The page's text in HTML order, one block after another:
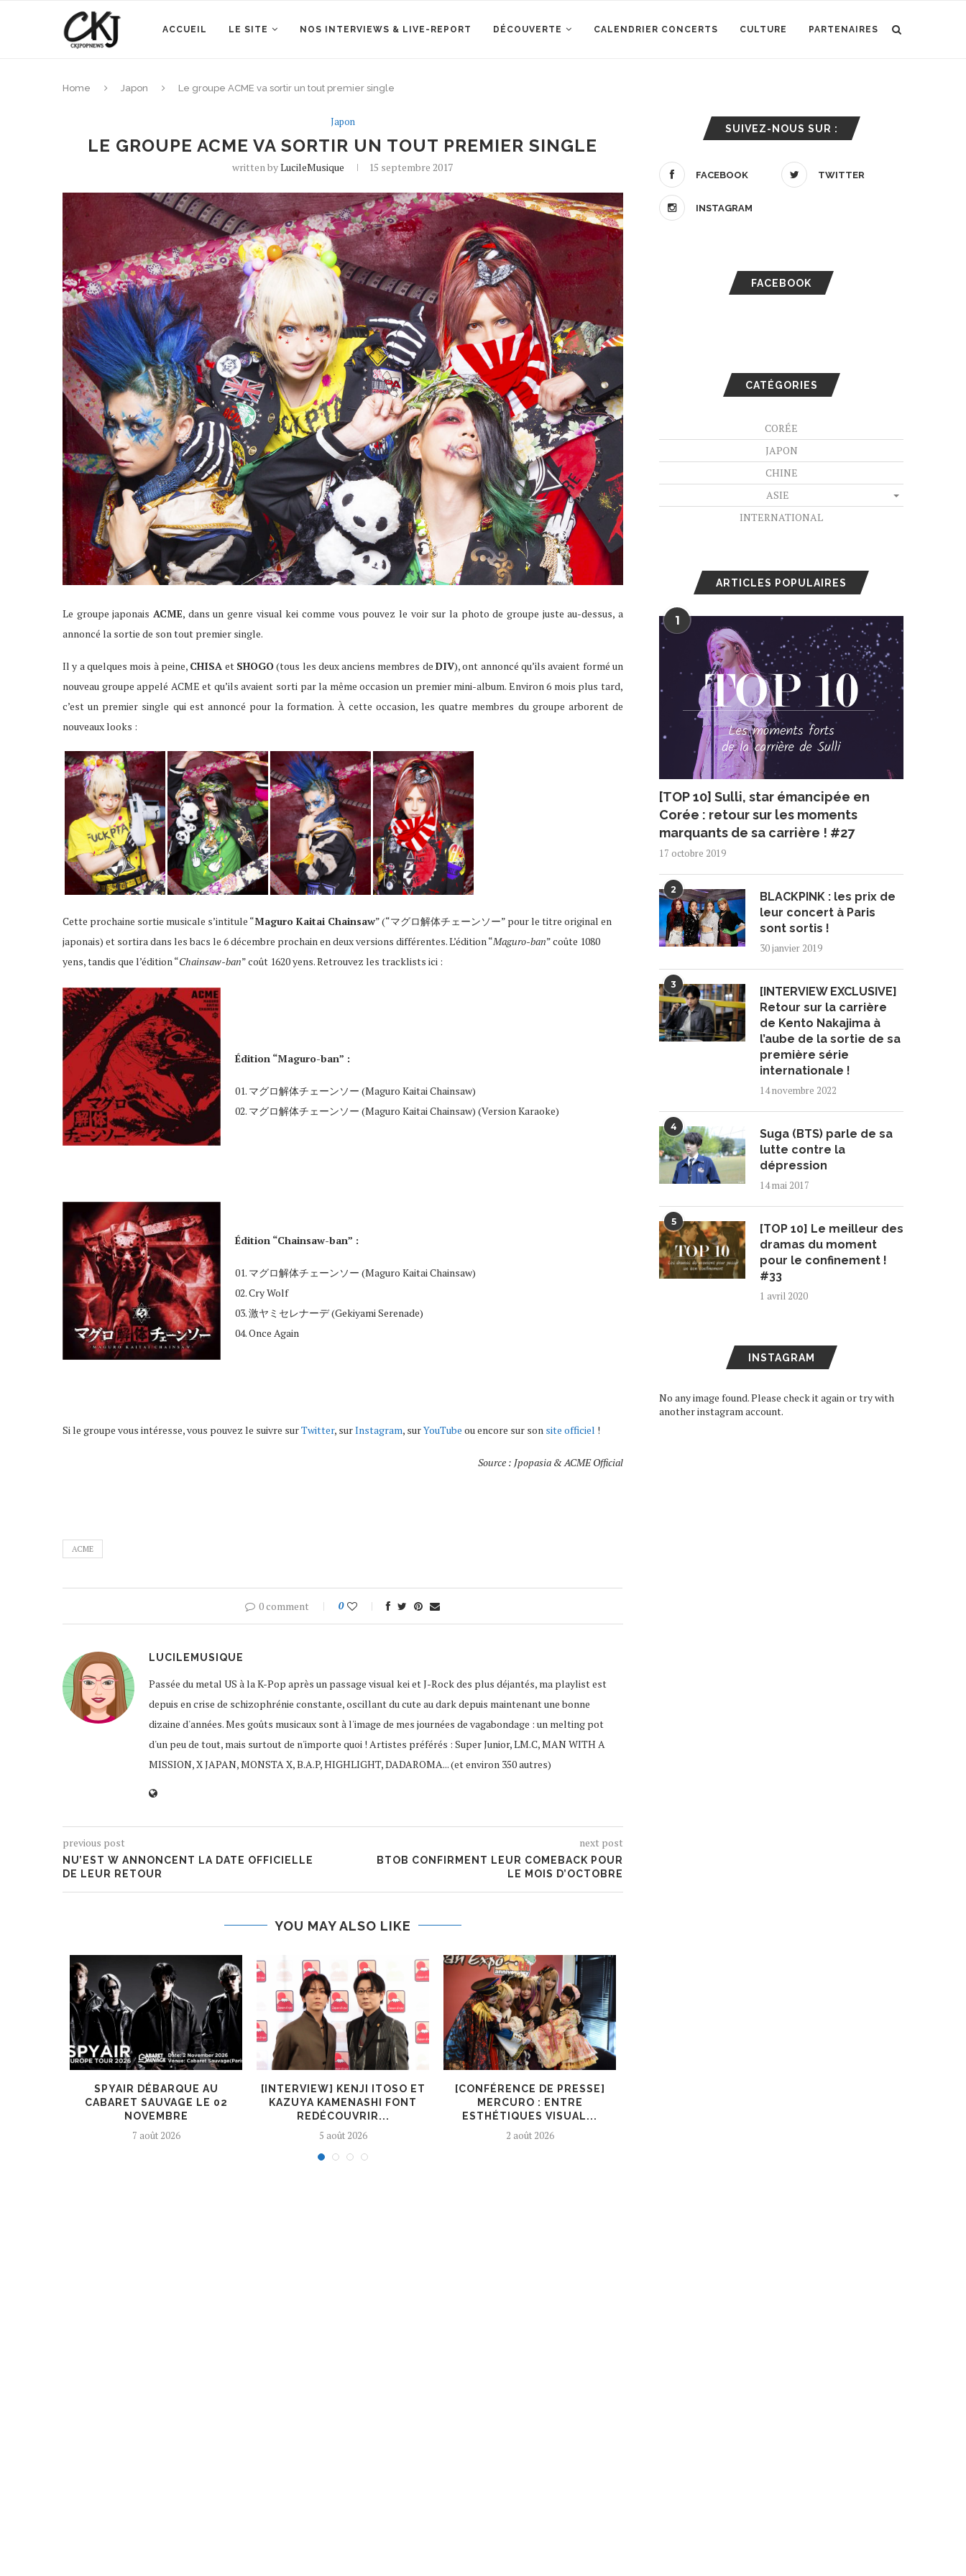
ACCUEIL LE SITE NOS INTERVIEWS & LIVE-REPORT DÉCOUVERTE CALENDRIER CONCERTS CULTURE PARTENAIRES
Home Japon Le groupe ACME va sortir un tout premier single
Japon
LE GROUPE ACME VA SORTIR UN TOUT PREMIER SINGLE
written byLucileMusique 15 septembre 2017
Le groupe japonais ACME, dans un genre visual kei comme vous pouvez le voir sur la photo de groupe juste au-dessus, a
annoncé la sortie de son tout premier single.
Il y a quelques mois à peine, CHISAet SHOGO(tous les deux anciens membres deDIV), ont annoncé qu’ils avaient formé un
nouveau groupe appelé ACME et qu’ils avaient sorti par la même occasion un premier mini-album. Environ 6 mois plus tard,
c’est un premier single qui est annoncé pour la formation. À cette occasion, les quatre membres du groupe arborent de
nouveaux looks :
Cette prochaine sortie musicale s’intitule “Maguro Kaitai Chainsaw” (“マグロ解体チェーンソー” pour le titre original en
japonais) et sortira dans les bacs le 6 décembre prochain en deux versions différentes. L’édition “Maguro-ban” coûte 1080
yens, tandis que l’édition “Chainsaw-ban” coût 1620 yens. Retrouvez les tracklists ici :
Édition “Maguro-ban” :
01. マグロ解体チェーンソー (Maguro Kaitai Chainsaw)
02. マグロ解体チェーンソー (Maguro Kaitai Chainsaw) (Version Karaoke)
Édition “Chainsaw-ban” :
01. マグロ解体チェーンソー (Maguro Kaitai Chainsaw)
02. Cry Wolf
03. 激ヤミセレナーデ (Gekiyami Serenade)
04. Once Again
Si le groupe vous intéresse, vous pouvez le suivre surTwitter, surInstagram, surYouTube ou encore sur son site officiel !
Source : Jpopasia & ACME Official
ACME
0 comment 0
LUCILEMUSIQUE
Passée du metal US à la K-Pop après un passage visual kei et J-Rock des plus déjantés, ma playlist est
depuis en crise de schizophrénie constante, oscillant du cute au dark depuis maintenant une bonne
dizaine d'années. Mes goûts musicaux sont à l'image de mes journées de vagabondage : un melting pot
d'un peu de tout, mais surtout de n'importe quoi ! Artistes préférés : Super Junior, LM.C, MAN WITH A
MISSION, X JAPAN, MONSTA X, B.A.P, HIGHLIGHT, DADAROMA... (et environ 350 autres)
previous post
NU’EST W ANNONCENT LA DATE OFFICIELLE
DE LEUR RETOUR
next post
BTOB CONFIRMENT LEUR COMEBACK POUR
LE MOIS D’OCTOBRE
YOU MAY ALSO LIKE
SPYAIR DÉBARQUE AU
CABARET SAUVAGE LE 02
NOVEMBRE
7 août 2026
[INTERVIEW] KENJI ITOSO ET
KAZUYA KAMENASHI FONT
REDÉCOUVRIR...
5 août 2026
[CONFÉRENCE DE PRESSE]
MERCURO : ENTRE
ESTHÉTIQUES VISUAL...
2 août 2026
SUIVEZ-NOUS SUR :
FACEBOOK TWITTER
INSTAGRAM
FACEBOOK
CATÉGORIES
CORÉE
JAPON
CHINE
ASIE
INTERNATIONAL
ARTICLES POPULAIRES
1
[TOP 10] Sulli, star émancipée en
Corée : retour sur les moments
marquants de sa carrière ! #27
17 octobre 2019
2
BLACKPINK : les prix de
leur concert à Paris
sont sortis !
30 janvier 2019
3
[INTERVIEW EXCLUSIVE]
Retour sur la carrière
de Kento Nakajima à
l’aube de la sortie de sa
première série
internationale !
14 novembre 2022
4
Suga (BTS) parle de sa
lutte contre la
dépression
14 mai 2017
5
[TOP 10] Le meilleur des
dramas du moment
pour le confinement !
#33
1 avril 2020
INSTAGRAM
No any image found. Please check it again or try with
another instagram account.